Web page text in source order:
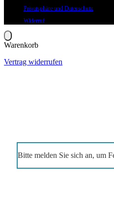
Privatsphäre und Datenschutz
Widerruf
Warenkorb
Vertrag widerrufen
Bitte melden Sie sich an, um